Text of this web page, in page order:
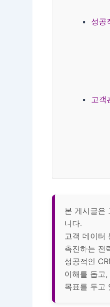
성공
고객
본 게시글은
니다.
고객 데이터
촉진하는 전
성공적인
이해를 돕고
목표를 두고